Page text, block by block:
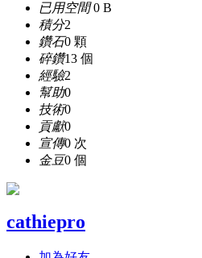
已用空間0 B
積分2
鑽石0 顆
碎鑽13 個
經驗2
幫助0
技術0
貢獻0
宣傳0 次
金豆0 個
cathiepro